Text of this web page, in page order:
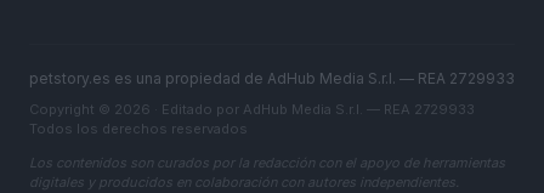
petstory.es es una propiedad de AdHub Media S.r.l. — REA 2729933
Copyright © 2026 · Editado por AdHub Media S.r.l. — REA 2729933
Todos los derechos reservados
Los contenidos son curados por la redacción con el apoyo de herramientas
digitales y producidos en colaboración con autores independientes.